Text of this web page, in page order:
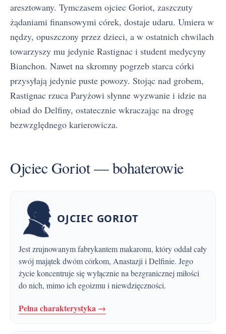
aresztowany. Tymczasem ojciec Goriot, zaszczuty
żądaniami finansowymi córek, dostaje udaru. Umiera w
nędzy, opuszczony przez dzieci, a w ostatnich chwilach
towarzyszy mu jedynie Rastignac i student medycyny
Bianchon. Nawet na skromny pogrzeb starca córki
przysyłają jedynie puste powozy. Stojąc nad grobem,
Rastignac rzuca Paryżowi słynne wyzwanie i idzie na
obiad do Delfiny, ostatecznie wkraczając na drogę
bezwzględnego karierowicza.
Ojciec Goriot — bohaterowie
OJCIEC GORIOT
Jest zrujnowanym fabrykantem makaronu, który oddał cały
swój majątek dwóm córkom, Anastazji i Delfinie. Jego
życie koncentruje się wyłącznie na bezgranicznej miłości
do nich, mimo ich egoizmu i niewdzięczności.
Pelna charakterystyka →